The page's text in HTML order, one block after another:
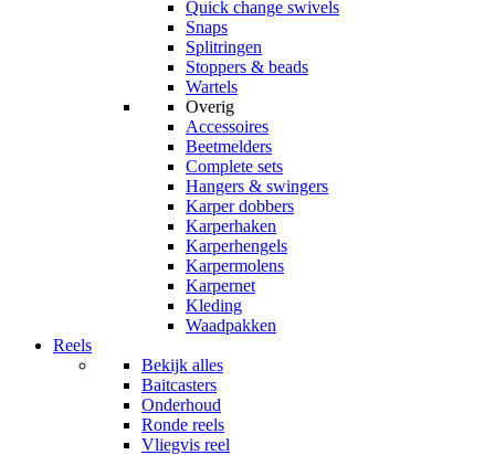
Quick change swivels
Snaps
Splitringen
Stoppers & beads
Wartels
Overig
Accessoires
Beetmelders
Complete sets
Hangers & swingers
Karper dobbers
Karperhaken
Karperhengels
Karpermolens
Karpernet
Kleding
Waadpakken
Reels
Bekijk alles
Baitcasters
Onderhoud
Ronde reels
Vliegvis reel